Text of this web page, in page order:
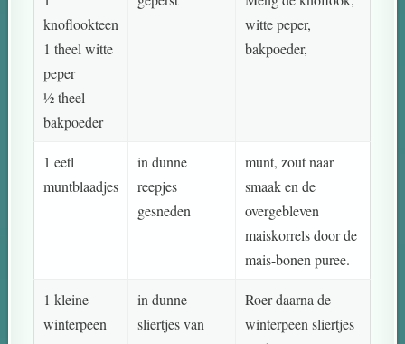
knoflookteen
1 theel witte
peper
½ theel
bakpoeder
witte peper,
bakpoeder,
1 eetl
muntblaadjes
in dunne
reepjes
gesneden
munt, zout naar
smaak en de
overgebleven
maiskorrels door de
mais-bonen puree.
1 kleine
winterpeen
in dunne
sliertjes van
Roer daarna de
winterpeen sliertjes